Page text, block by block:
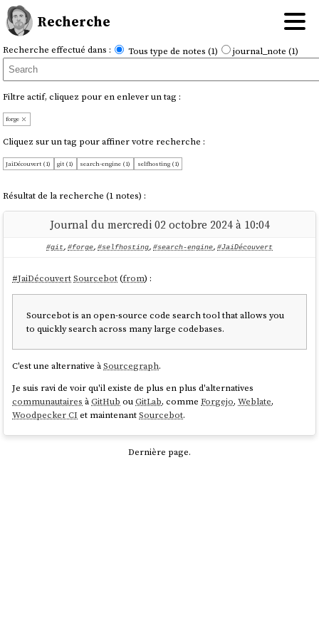
Recherche
Recherche effectué dans : Tous type de notes (1) journal_note (1)
Filtre actif, cliquez pour en enlever un tag :
forge
Cliquez sur un tag pour affiner votre recherche :
JaiDécouvert (1) git (1) search-engine (1) selfhosting (1)
Résultat de la recherche (1 notes) :
Journal du mercredi 02 octobre 2024 à 10:04
#git, #forge, #selfhosting, #search-engine, #JaiDécouvert
#JaiDécouvert Sourcebot(from) :
Sourcebot is an open-source code search tool that allows you
to quickly search across many large codebases.
C'est une alternative àSourcegraph.
Je suis ravi de voir qu'il existe de plus en plus d'alternatives
communautaires àGitHub ouGitLab, commeForgejo,Weblate,
Woodpecker CI et maintenantSourcebot.
Dernière page.